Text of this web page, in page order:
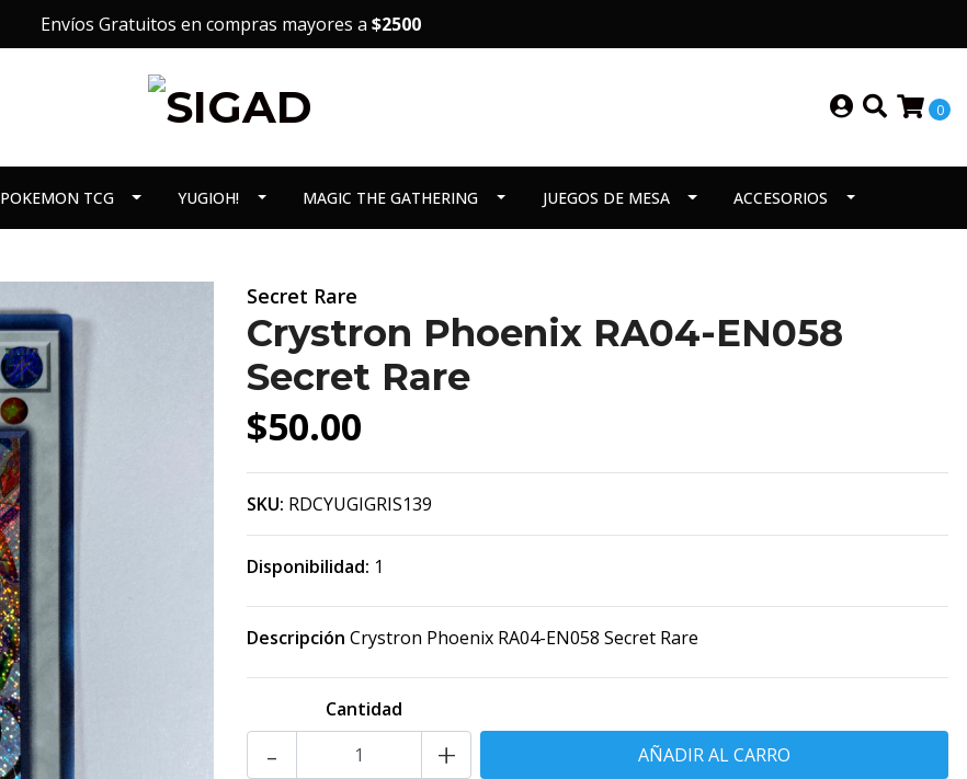
Envíos Gratuitos en compras mayores a $2500
0
POKEMON TCG YUGIOH! MAGIC THE GATHERING JUEGOS DE MESA ACCESORIOS
Secret Rare
Crystron Phoenix RA04-EN058
Secret Rare
$50.00
SKU: RDCYUGIGRIS139
Disponibilidad: 1
Descripción Crystron Phoenix RA04-EN058 Secret Rare
Cantidad
+
-